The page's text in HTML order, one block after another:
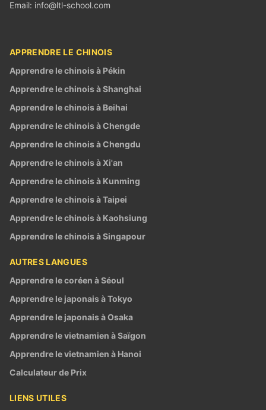
Email: info@ltl-school.com
APPRENDRE LE CHINOIS
Apprendre le chinois à Pékin
Apprendre le chinois à Shanghai
Apprendre le chinois à Beihai
Apprendre le chinois à Chengde
Apprendre le chinois à Chengdu
Apprendre le chinois à Xi'an
Apprendre le chinois à Kunming
Apprendre le chinois à Taipei
Apprendre le chinois à Kaohsiung
Apprendre le chinois à Singapour
AUTRES LANGUES
Apprendre le coréen à Séoul
Apprendre le japonais à Tokyo
Apprendre le japonais à Osaka
Apprendre le vietnamien à Saïgon
Apprendre le vietnamien à Hanoi
Calculateur de Prix
LIENS UTILES